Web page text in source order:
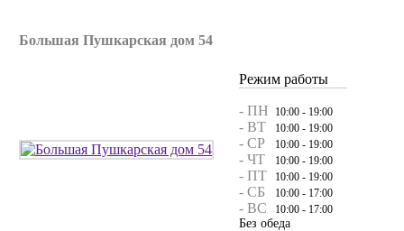
Большая Пушкарская дом 54
Режим работы
- ПН 10:00 - 19:00
- ВТ 10:00 - 19:00
- СР 10:00 - 19:00
- ЧТ 10:00 - 19:00
- ПТ 10:00 - 19:00
- СБ 10:00 - 17:00
- ВС 10:00 - 17:00
Без обеда